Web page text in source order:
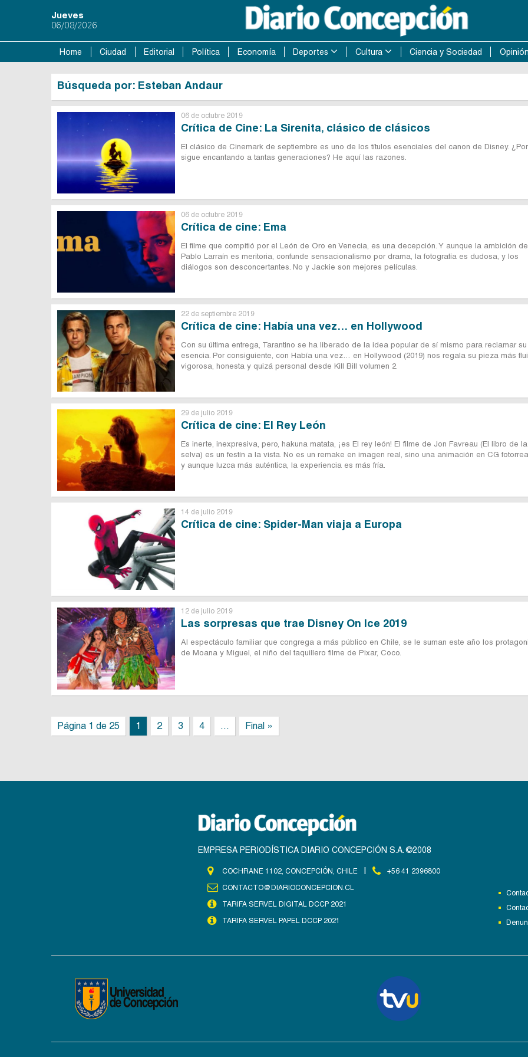
Jueves
06/08/2026
Home Ciudad Editorial Política Economía Deportes Cultura Ciencia y Sociedad Opinión
Búsqueda por: Esteban Andaur
06 de octubre 2019
Crítica de Cine: La Sirenita, clásico de clásicos
El clásico de Cinemark de septiembre es uno de los títulos esenciales del canon de Disney.
sigue encantando a tantas generaciones? He aquí las razones.
06 de octubre 2019
Crítica de cine: Ema
El filme que compitió por el León de Oro en Venecia, es una decepción. Y aunque la ambición de
Pablo Larraín es meritoria, confunde sensacionalismo por drama, la fotografía es dudosa, y los
diálogos son desconcertantes. No y Jackie son mejores películas.
22 de septiembre 2019
Crítica de cine: Había una vez… en Hollywood
Con su última entrega, Tarantino se ha liberado de la idea popular de sí mismo para reclamar su
esencia. Por consiguiente, con Había una vez… en Hollywood (2019) nos regala su pieza más
vigorosa, honesta y quizá personal desde Kill Bill volumen 2.
29 de julio 2019
Crítica de cine: El Rey León
Es inerte, inexpresiva, pero, hakuna matata, ¡es El rey león! El filme de Jon Favreau (El libro de la
selva) es un festín a la vista. No es un remake en imagen real, sino una animación en CG
y aunque luzca más auténtica, la experiencia es más fría.
14 de julio 2019
Crítica de cine: Spider-Man viaja a Europa
12 de julio 2019
Las sorpresas que trae Disney On Ice 2019
Al espectáculo familiar que congrega a más público en Chile, se le suman este año los
de Moana y Miguel, el niño del taquillero filme de Pixar, Coco.
Página 1 de 25 1 2 3 4 ... Final »
EMPRESA PERIODÍSTICA DIARIO CONCEPCIÓN S.A. ©2008
COCHRANE 1102, CONCEPCIÓN, CHILE
+56 41 2396800
CONTACTO@DIARIOCONCEPCION.CL
TARIFA SERVEL DIGITAL DCCP 2021
TARIFA SERVEL PAPEL DCCP 2021